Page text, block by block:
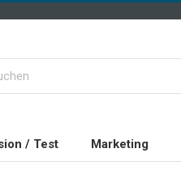
/ Test Marketing